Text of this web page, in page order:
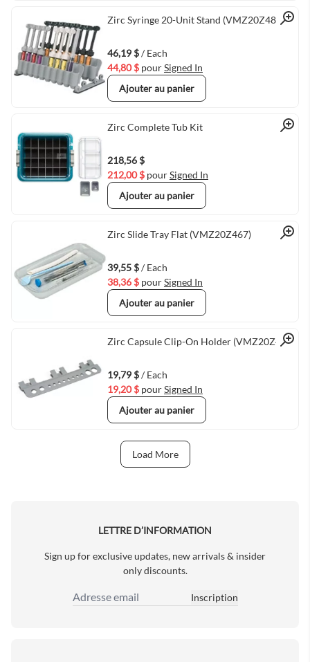
Quick View
Zirc Syringe 20-Unit Stand (VMZ20Z487)
46,19 $/ Each
44,80 $ pourSigned In
Ajouter au panier
Quick View
Zirc Complete Tub Kit
218,56 $
212,00 $ pourSigned In
Ajouter au panier
Quick View
Zirc Slide Tray Flat (VMZ20Z467)
39,55 $/ Each
38,36 $ pourSigned In
Ajouter au panier
Quick View
Zirc Capsule Clip-On Holder (VMZ20Z476)
19,79 $/ Each
19,20 $ pourSigned In
Ajouter au panier
Load More
LETTRE D’INFORMATION
Sign up for exclusive updates, new arrivals & insider
only discounts.
Adresse email
Inscription